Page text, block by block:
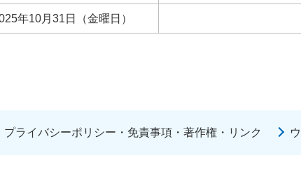
年10月31日（金曜日）
プライバシーポリシー・免責事項・著作権・リンク